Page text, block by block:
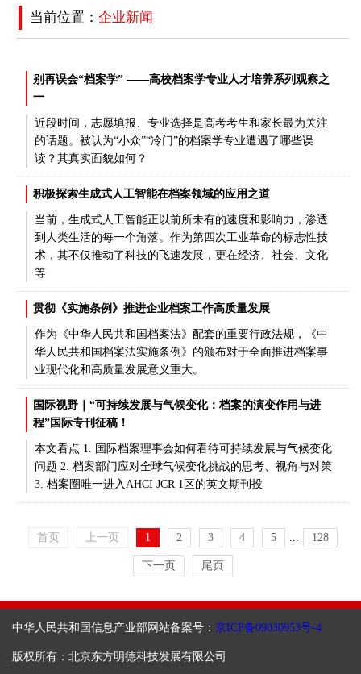
当前位置： 企业新闻
别再误会“档案学” ——高校档案学专业人才培养系列观察之
一
近段时间，志愿填报、专业选择是高考考生和家长最为关注
的话题。被认为“小众”“冷门”的档案学专业遭遇了哪些误
读？其真实面貌如何？
积极探索生成式人工智能在档案领域的应用之道
当前，生成式人工智能正以前所未有的速度和影响力，渗透
到人类生活的每一个角落。作为第四次工业革命的标志性技
术，其不仅推动了科技的飞速发展，更在经济、社会、文化
等
贯彻《实施条例》推进企业档案工作高质量发展
作为《中华人民共和国档案法》配套的重要行政法规，《中
华人民共和国档案法实施条例》的颁布对于全面推进档案事
业现代化和高质量发展意义重大。
国际视野｜“可持续发展与气候变化：档案的演变作用与进
程”国际专刊征稿！
本文看点 1. 国际档案理事会如何看待可持续发展与气候变化
问题 2. 档案部门应对全球气候变化挑战的思考、视角与对策
3. 档案圈唯一进入AHCI JCR 1区的英文期刊投
首页 上一页 1 2 3 4 5 ... 128
下一页 尾页
中华人民共和国信息产业部网站备案号： 京ICP备09030953号-4
版权所有：北京东方明德科技发展有限公司